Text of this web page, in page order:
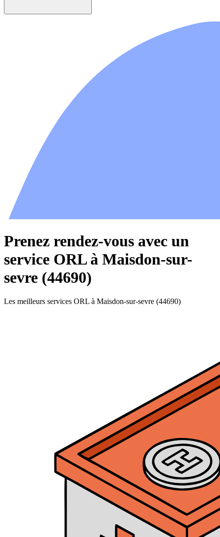
Prenez rendez-vous avec un
service ORL à Maisdon-sur-
sevre (44690)
Les meilleurs services ORL à Maisdon-sur-sevre (44690)